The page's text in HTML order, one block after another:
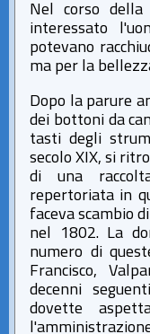
Nel corso
interessato
potevano
ma per la
Dopo la parure
dei bottoni da
tasti degli
secolo XIX, si
di una
repertoriata in
faceva scambio
nel 1802. La
numero di
Francisco,
decenni
dovette